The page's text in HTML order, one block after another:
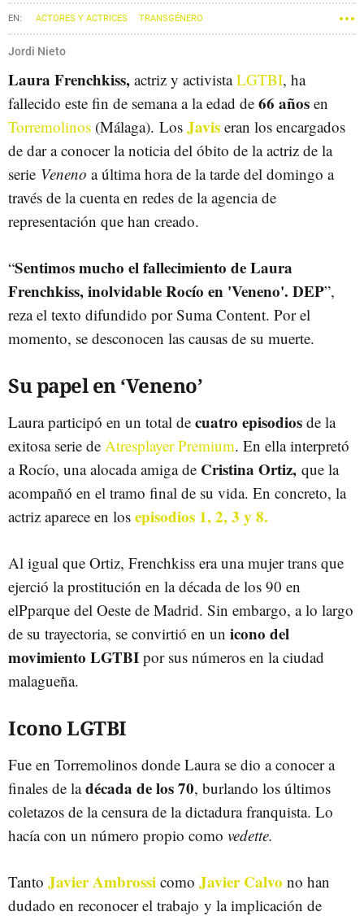
ACTORES Y ACTRICES TRANSGÉNERO
Jordi Nieto
Laura Frenchkiss, actriz y activistaLGTBI, ha
fallecido este fin de semana a la edad de 66 años en
Torremolinos (Málaga). Los Javis eran los encargados
de dar a conocer la noticia del óbito de la actriz de la
serie Veneno a última hora de la tarde del domingo a
través de la cuenta en redes de la agencia de
representación que han creado.
“Sentimos mucho el fallecimiento de Laura
Frenchkiss, inolvidable Rocío en 'Veneno'. DEP”,
reza el texto difundido por Suma Content. Por el
momento, se desconocen las causas de su muerte.
Su papel en ‘Veneno’
Laura participó en un total de cuatro episodios de la
exitosa serie de Atresplayer Premium. En ella interpretó
a Rocío, una alocada amiga de Cristina Ortiz, que la
acompañó en el tramo final de su vida. En concreto, la
actriz aparece en los episodios 1, 2, 3 y 8.
Al igual que Ortiz, Frenchkiss era una mujer trans que
ejerció la prostitución en la década de los 90 en
elPparque del Oeste de Madrid. Sin embargo, a lo largo
de su trayectoria, se convirtió en un icono del
movimiento LGTBI por sus números en la ciudad
malagueña.
Icono LGTBI
Fue en Torremolinos donde Laura se dio a conocer a
finales de ladécada de los 70, burlando los últimos
coletazos de la censura de la dictadura franquista. Lo
hacía con un número propio como vedette.
Tanto Javier Ambrossi como Javier Calvo no han
dudado en reconocer el trabajo y la implicación de